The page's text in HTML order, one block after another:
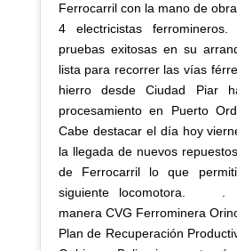
Ferrocarril con la mano de
4 electricistas
pruebas exitosas en su
lista para recorrer las vías
hierro desde Ciudad Piar
procesamiento en Puerto
Cabe destacar el día hoy
la llegada de nuevos
de Ferrocarril lo que
siguiente locomotora.⠀⠀⠀
manera CVG Ferrominera
Plan de Recuperación